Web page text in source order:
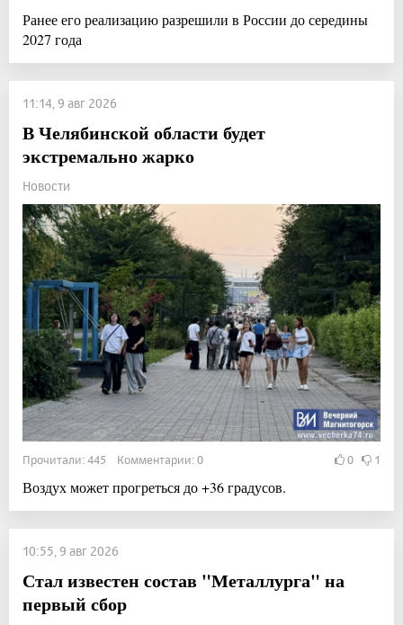
Ранее его реализацию разрешили в России до середины
2027 года
11:14, 9 авг 2026
В Челябинской области будет
экстремально жарко
Новости
Прочитали: 445 Комментарии: 0 0 1
Воздух может прогреться до +36 градусов.
10:55, 9 авг 2026
Стал известен состав "Металлурга" на
первый сбор